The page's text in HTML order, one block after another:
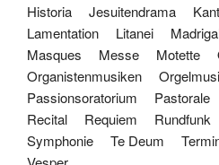
Historia
Jesuitendrama
Lamentation
Litanei
Masques
Messe Motette
Organistenmusiken
Passionsoratorium
Pastorale
Recital
Requiem Rundfunk
Symphonie
Te Deum